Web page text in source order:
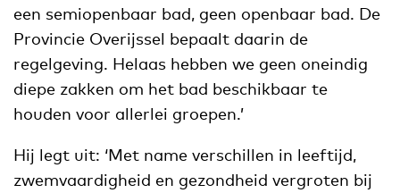
een semiopenbaar bad, geen openbaar bad. De
Provincie Overijssel bepaalt daarin de
regelgeving. Helaas hebben we geen oneindig
diepe zakken om het bad beschikbaar te
houden voor allerlei groepen.’
Hij legt uit: ‘Met name verschillen in leeftijd,
zwemvaardigheid en gezondheid vergroten bij